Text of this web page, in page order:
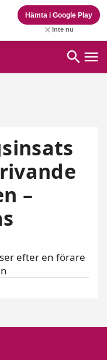
Hämta i Google Play
Inte nu
–
efter en förare